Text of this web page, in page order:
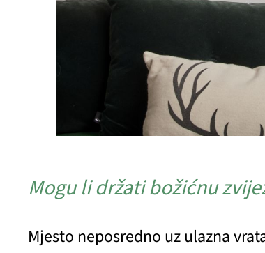
Mogu li držati božićnu
Mjesto neposredno uz ulazna